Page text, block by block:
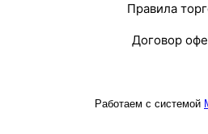
Правила
Договор
Работаем с системой